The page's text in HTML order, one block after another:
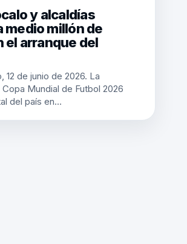
y alcaldías
medio millón de
el arranque del
12 de junio de 2026. La
Mundial de Futbol 2026
del país en…